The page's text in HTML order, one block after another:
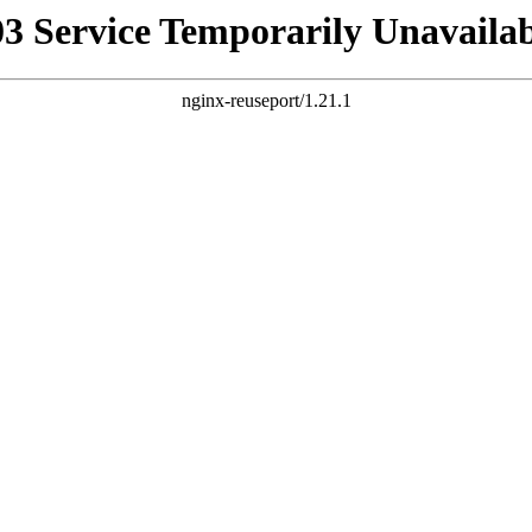
Service Temporarily
nginx-reuseport/1.21.1